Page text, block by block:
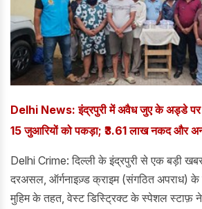
Delhi News: इंद्रपुरी में अवैध जुए के अड्डे पर
15 जुआरियों को पकड़ा; ₹3.61 लाख नकद और
Delhi Crime: दिल्ली के इंद्रपुरी से एक बड़ी
दरअसल, ऑर्गनाइज़्ड क्राइम (संगठित अपराध) के
मुहिम के तहत, वेस्ट डिस्ट्रिक्ट के स्पेशल स्टाफ़